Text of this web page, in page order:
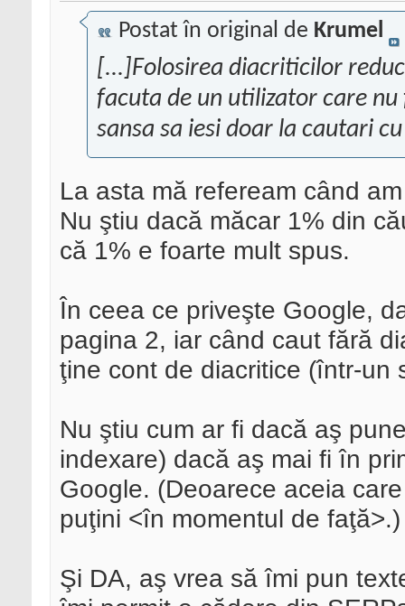
Postat în original de Krumel
[...]Folosirea diacriticilor
facuta de un utilizator care
sansa sa iesi doar la cautari
La asta mă refeream când
Nu ştiu dacă măcar 1% din
că 1% e foarte mult spus.
În ceea ce priveşte Google,
pagina 2, iar când caut fără
ţine cont de diacritice (într-un
Nu ştiu cum ar fi dacă aş
indexare) dacă aş mai fi în
Google. (Deoarece aceia
puţini <în momentul de faţă>.)
Şi DA, aş vrea să îmi pun